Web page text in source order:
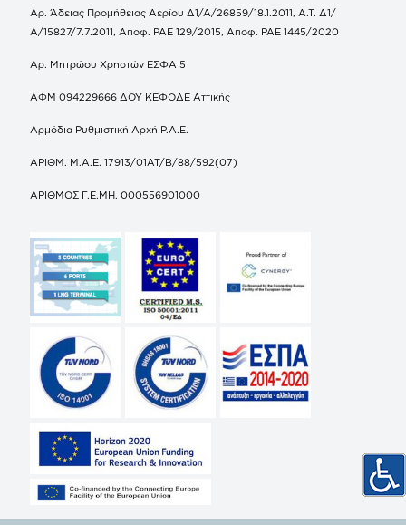
Αρ. Άδειας Προμήθειας Αερίου Δ1/Α/26859/18.1.2011, Α.Τ. Δ1/
Α/15827/7.7.2011, Αποφ. ΡΑΕ 129/2015, Αποφ. ΡΑΕ 1445/2020
Αρ. Μητρώου Χρηστών ΕΣΦΑ 5
ΑΦΜ 094229666 ΔΟΥ ΚΕΦΟΔΕ Αττικής
Αρμόδια Ρυθμιστική Αρχή Ρ.Α.Ε.
ΑΡΙΘΜ. Μ.Α.Ε. 17913/01ΑΤ/Β/88/592(07)
ΑΡΙΘΜΟΣ Γ.Ε.ΜΗ. 000556901000